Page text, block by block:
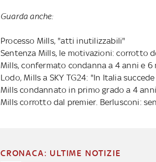
Guarda anche:
Processo Mills, "atti inutilizzabili"
Sentenza Mills, le motivazioni: corrotto
Mills, confermato condanna a 4 anni e 6
Lodo, Mills a SKY TG24: "In Italia
Mills condannato in primo grado a 4
Mills corrotto dal premier. Berlusconi:
CRONACA: ULTIME NOTIZIE